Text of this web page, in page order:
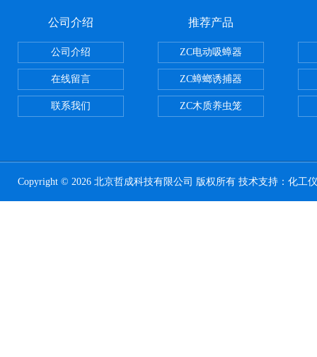
公司介绍
公司介绍
在线留言
联系我们
推荐产品
ZC电动吸蟑器
ZC蟑螂诱捕器
ZC木质养虫笼
Copyright © 2026 北京哲成科技有限公司 版权所有 技术支持： 化工